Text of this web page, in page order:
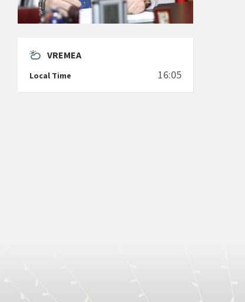
VREMEA
Local Time 16:05